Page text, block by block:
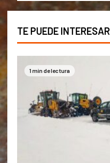
TE PUEDE INTERESAR
1 min de lectura